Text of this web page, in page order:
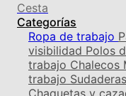
Cesta
Categorías
Ropa de trabajo
visibilidad Polos
trabajo Chalecos
trabajo
Chaquetas y